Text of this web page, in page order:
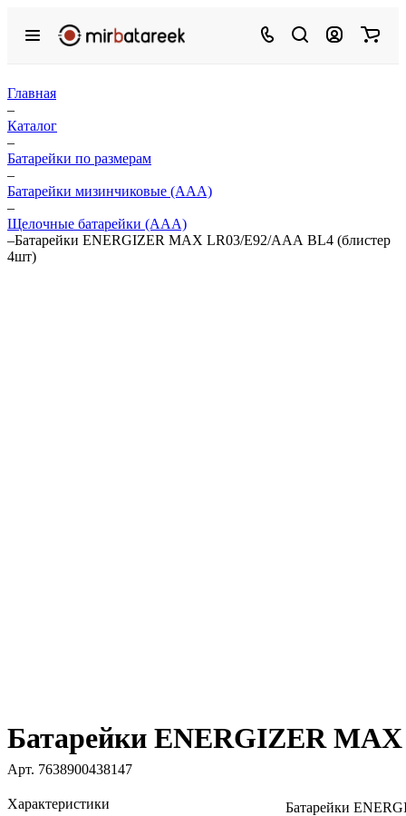
Главная
–
Каталог
–
Батарейки по размерам
–
Батарейки мизинчиковые (ААА)
–
Щелочные батарейки (ААА)
–Батарейки ENERGIZER MAX LR03/E92/ААА BL4 (блистер
4шт)
Батарейки ENERGIZER
Арт. 7638900438147
Характеристики
Батарейки